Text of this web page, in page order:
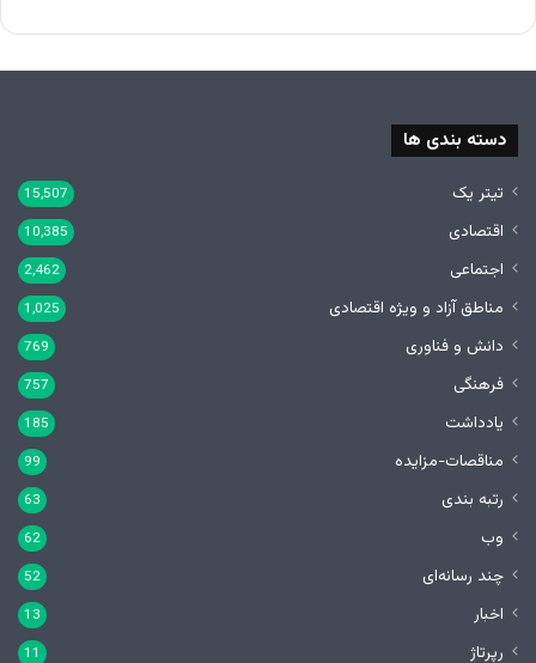
دسته بندی ها
تیتر یک 15,507
اقتصادی 10,385
اجتماعی 2,462
مناطق آزاد و ویژه اقتصادی 1,025
دانش و فناوری 769
فرهنگی 757
یادداشت 185
مناقصات-مزایده 99
رتبه بندی 63
وب 62
چند رسانه‌ای 52
اخبار 13
رپرتاژ 11